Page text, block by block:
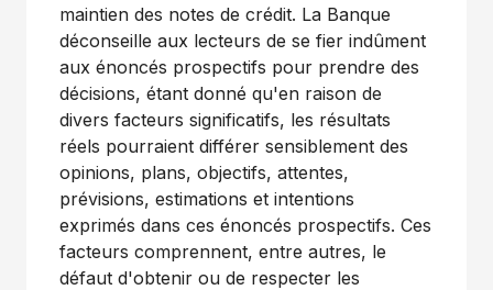
maintien des notes de crédit. La Banque
déconseille aux lecteurs de se fier indûment
aux énoncés prospectifs pour prendre des
décisions, étant donné qu'en raison de
divers facteurs significatifs, les résultats
réels pourraient différer sensiblement des
opinions, plans, objectifs, attentes,
prévisions, estimations et intentions
exprimés dans ces énoncés prospectifs. Ces
facteurs comprennent, entre autres, le
défaut d'obtenir ou de respecter les